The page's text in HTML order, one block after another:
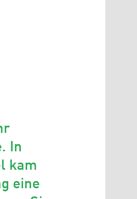
In
kam
eine